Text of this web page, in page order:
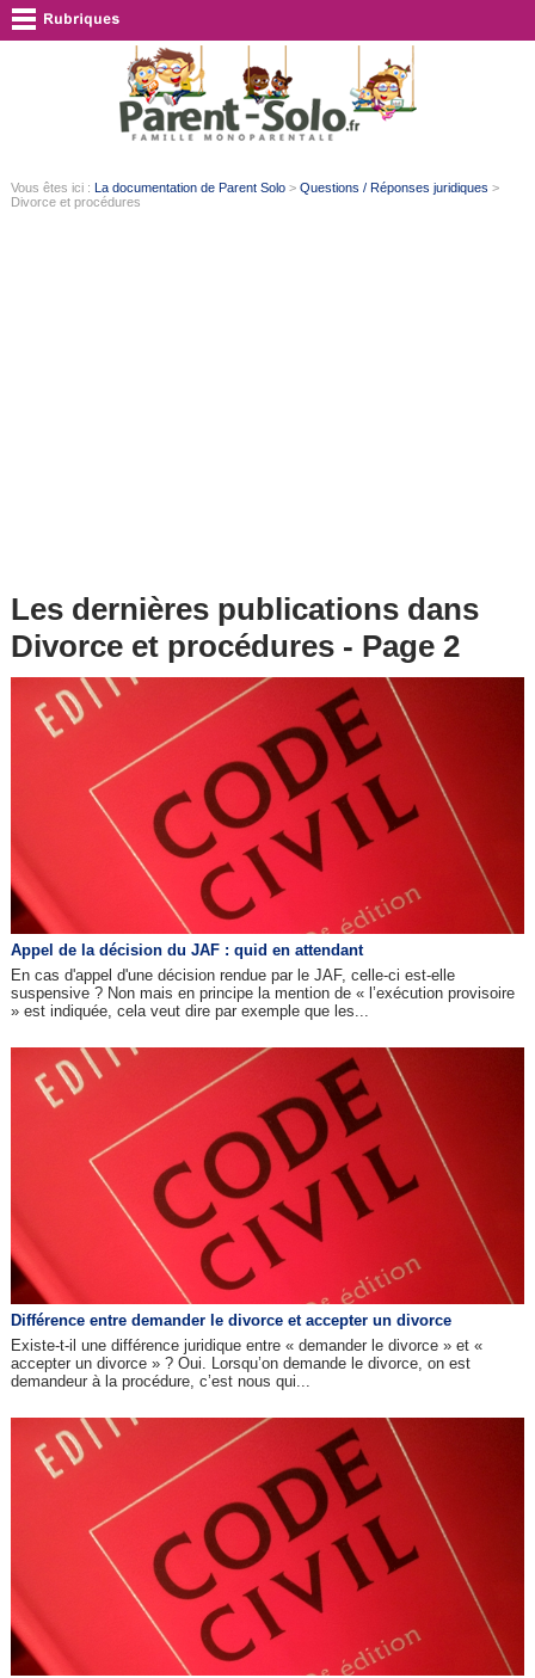
Vous êtes ici : La documentation de Parent Solo> Questions / Réponses juridiques >
Divorce et procédures
Les dernières publications dans
Divorce et procédures - Page 2
Appel de la décision du JAF : quid en attendant
En cas d'appel d'une décision rendue par le JAF, celle-ci est-elle
suspensive ? Non mais en principe la mention de « l’exécution provisoire
» est indiquée, cela veut dire par exemple que les...
Différence entre demander le divorce et accepter un divorce
Existe-t-il une différence juridique entre « demander le divorce » et «
accepter un divorce » ? Oui. Lorsqu’on demande le divorce, on est
demandeur à la procédure, c’est nous qui...